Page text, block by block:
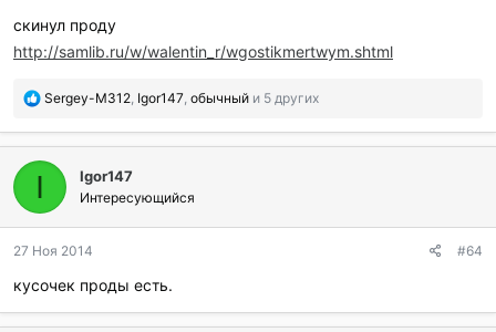
скинул проду
http://samlib.ru/w/walentin_r/wgostikmertwym.shtml
П
б
л
о
а
и
л
Sergey-M312, Igor147, обычный и 5 других
I Igor147
Интересующийся
27 Ноя 2014 #64
кусочек проды есть.